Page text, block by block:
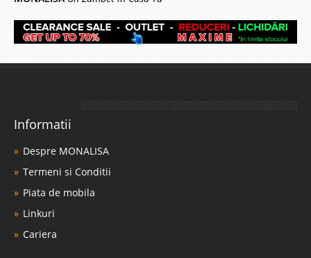
Informatii
Despre MONALISA
Termeni si Conditii
Piata de mobila
Linkuri
Cariera